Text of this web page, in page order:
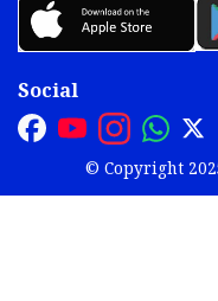
Social
© Copyright